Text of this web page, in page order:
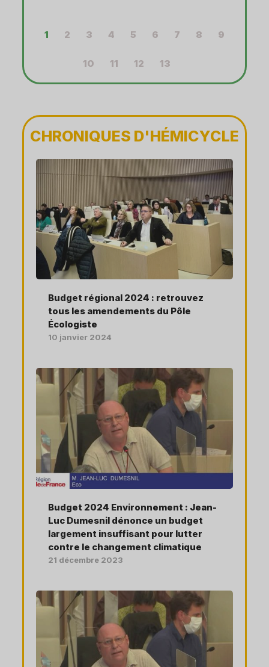
1 2 3 4 5 6 7 8 9
10 11 12 13
CHRONIQUES D'HÉMICYCLE
Budget régional 2024 : retrouvez
tous les amendements du Pôle
Écologiste
10 janvier 2024
Budget 2024 Environnement : Jean-
Luc Dumesnil dénonce un budget
largement insuffisant pour lutter
contre le changement climatique
21 décembre 2023